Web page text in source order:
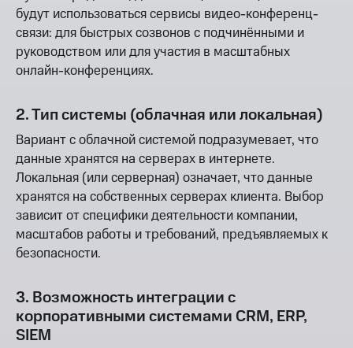
будут использоваться сервисы видео-конференц-
связи: для быстрых созвонов с подчинёнными и
руководством или для участия в масштабных
онлайн-конференциях.
2. Тип системы (облачная или локальная)
Вариант с облачной системой подразумевает, что
данные хранятся на серверах в интернете.
Локальная (или серверная) означает, что данные
хранятся на собственных серверах клиента. Выбор
зависит от специфики деятельности компании,
масштабов работы и требований, предъявляемых к
безопасности.
3. Возможность интеграции с
корпоративными системами CRM, ERP,
SIEM